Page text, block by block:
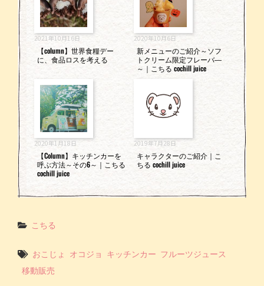
2021年10月16日
【column】世界食糧デー
に、食品ロスを考える
2020年10月6日
新メニューのご紹介～ソフ
トクリーム限定フレーバ―
～｜こちる cochill juice
2020年1月18日
【Column】キッチンカーを
呼ぶ方法～その6～｜こちる
cochill juice
2019年7月28日
キャラクターのご紹介｜こ
ちる cochill juice
Categories
こちる
Tags
おこじょ オコジョ キッチンカー フルーツジュース
移動販売